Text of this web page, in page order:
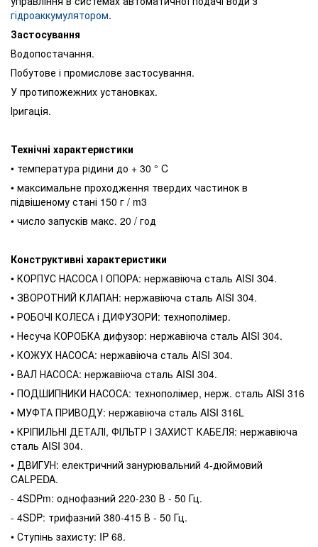
гідроаккумулятором.
Застосування
Водопостачання.
Побутове і промислове застосування.
У протипожежних установках.
Іригація.
Технічні характеристики
• температура рідини до + 30 ° C
• максимальне проходження твердих частинок в
підвішеному стані 150 г / m3
• число запусків макс. 20 / год
Конструктивні характеристики
• КОРПУС НАСОСА І ОПОРА: нержавіюча сталь AISI 304.
• ЗВОРОТНИЙ КЛАПАН: нержавіюча сталь AISI 304.
• РОБОЧІ КОЛЕСА і ДИФУЗОРИ: технополімер.
• Несуча КОРОБКА дифузор: нержавіюча сталь AISI 304.
• КОЖУХ НАСОСА: нержавіюча сталь AISI 304.
• ВАЛ НАСОСА: нержавіюча сталь AISI 304.
• ПОДШИПНИКИ НАСОСА: технополімер, нерж. сталь AISI 316
• МУФТА ПРИВОДУ: нержавіюча сталь AISI 316L
• КРІПИЛЬНІ ДЕТАЛІ, ФІЛЬТР І ЗАХИСТ КАБЕЛЯ: нержавіюча
сталь AISI 304.
• ДВИГУН: електричний занурювальний 4-дюймовий
CALPEDA.
- 4SDPm: однофазний 220-230 В - 50 Гц.
- 4SDP: трифазний 380-415 В - 50 Гц.
• Ступінь захисту: IP 68.